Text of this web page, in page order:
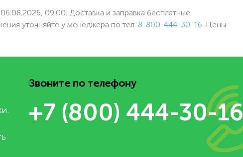
09:00. Доставка и заправка бесплатные.
уточняйте у менеджера по тел. 8-800-444-30-16 . Цены
Звоните по телефону
+7 (800) 444-30-16